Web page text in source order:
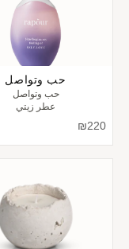
حب وتواصل
حب وتواصل
عطر زيتي
السعر بعد الخصم
220
₪